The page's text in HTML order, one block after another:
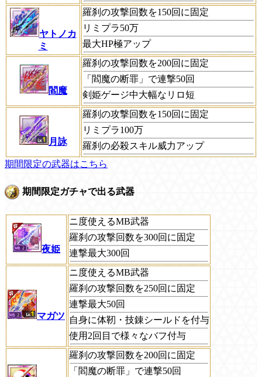
ヤトノカ
ミ
羅刹の攻撃回数を150回に固定
リミプラ50万
最大HP極アップ
閻魔
羅刹の攻撃回数を200回に固定
「閻魔の断罪」で連撃50回
剣姫ゲージ中大幅なリロ短
月詠
羅刹の攻撃回数を150回に固定
リミプラ100万
羅刹の必殺スキル威力アップ
期間限定の武器はこちら
期間限定ガチャで出る武器
夜姫
ニ度使えるMB武器
羅刹の攻撃回数を300回に固定
連撃最大300回
マガツ
ニ度使えるMB武器
羅刹の攻撃回数を250回に固定
連撃最大50回
自身に体靭・技錬シールドを付与
使用2回目で様々なバフ付与
羅刹の攻撃回数を200回に固定
「閻魔の断罪」で連撃50回